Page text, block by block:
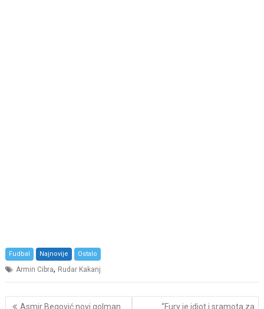
Fudbal Najnovije Ostalo
Armin Cibra, Rudar Kakanj
PostAsmir Begović novi golman
“Fury je idiot i sramota za